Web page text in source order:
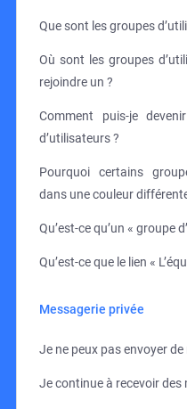
Que sont les groupes
Où sont les groupes
rejoindre un ?
Comment puis-je
d’utilisateurs ?
Pourquoi certains
dans une couleur
Qu’est-ce qu’un « groupe
Qu’est-ce que le lien «
Messagerie privée
Je ne peux pas envoyer
Je continue à recevoir des